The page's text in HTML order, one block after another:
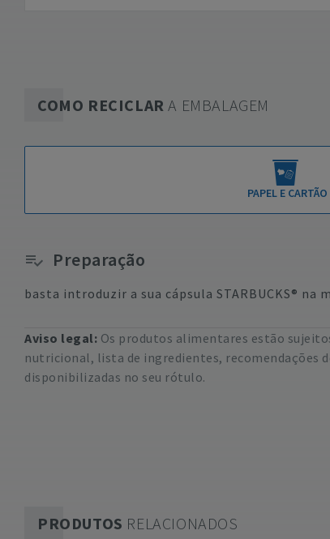
COMO RECICLAR A EMBALAGEM
PAPEL E CARTÃO
Preparação
basta introduzir a sua cápsula STARBUCKS®
Aviso legal: Os produtos alimentares estão
nutricional, lista de ingredientes, recomendações
disponibilizadas no seu rótulo.
PRODUTOS RELACIONADOS